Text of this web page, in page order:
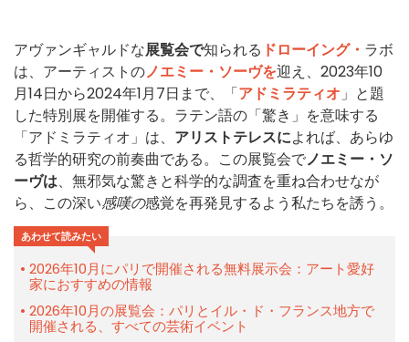
アヴァンギャルドな展覧会で知られる ドローイング・ ラボ
は、アーティストのノエミー・ソーヴを迎え、2023年10
月14日から2024年1月7日まで、「アドミラティオ 」と題
した特別展を開催する。ラテン語の「驚き」を意味する
「アドミラティオ」は、 アリストテレスによれば、あらゆ
る哲学的研究の前奏曲である。この展覧会でノエミー・ソ
ーヴは、無邪気な驚きと科学的な調査を重ね合わせなが
ら、この深い感嘆の感覚を再発見するよう私たちを誘う。
あわせて読みたい
2026年10月にパリで開催される無料展示会：アート愛好
家におすすめの情報
2026年10月の展覧会：パリとイル・ド・フランス地方で
開催される、すべての芸術イベント